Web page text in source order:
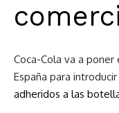
Coca-Cola va a
España para
adheridos a las